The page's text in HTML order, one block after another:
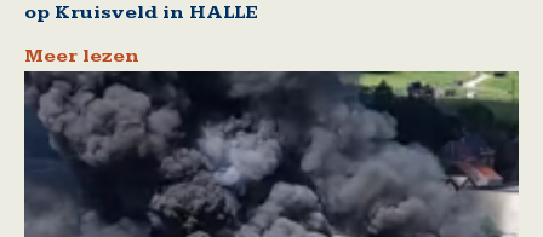
op Kruisveld in HALLE
Meer lezen